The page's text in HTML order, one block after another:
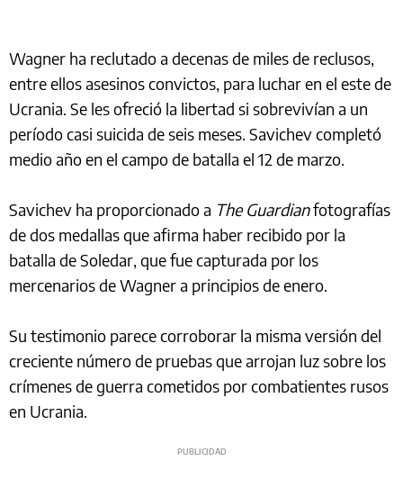
Wagner ha reclutado a decenas de miles de reclusos,
entre ellos asesinos convictos, para luchar en el este de
Ucrania. Se les ofreció la libertad si sobrevivían a un
período casi suicida de seis meses. Savichev completó
medio año en el campo de batalla el 12 de marzo.
Savichev ha proporcionado a The Guardianfotografías
de dos medallas que afirma haber recibido por la
batalla de Soledar, que fue capturada por los
mercenarios de Wagner a principios de enero.
Su testimonio parece corroborar la misma versión del
creciente número de pruebas que arrojan luz sobre los
crímenes de guerra cometidos por combatientes rusos
en Ucrania.